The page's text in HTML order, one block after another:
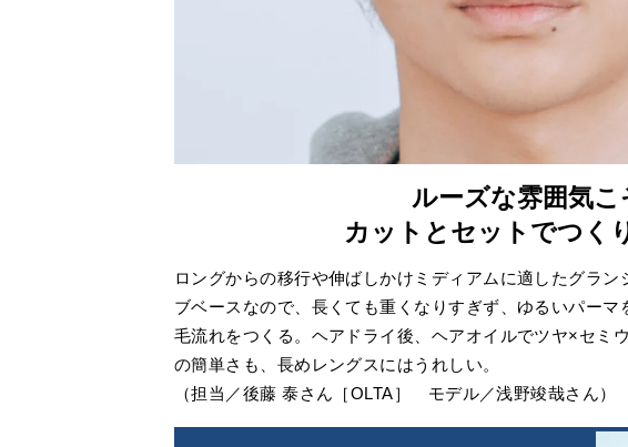
ルーズな雰囲気こ
カットとセットでつく
ロングからの移行や伸ばしかけミディアムに適したグラ
ブベースなので、長くても重くなりすぎず、ゆるいパーマ
毛流れをつくる。ヘアドライ後、ヘアオイルでツヤ×セミ
の簡単さも、長めレングスにはうれしい。
（担当／後藤 泰さん［OLTA］ モデル／浅野竣哉さん）